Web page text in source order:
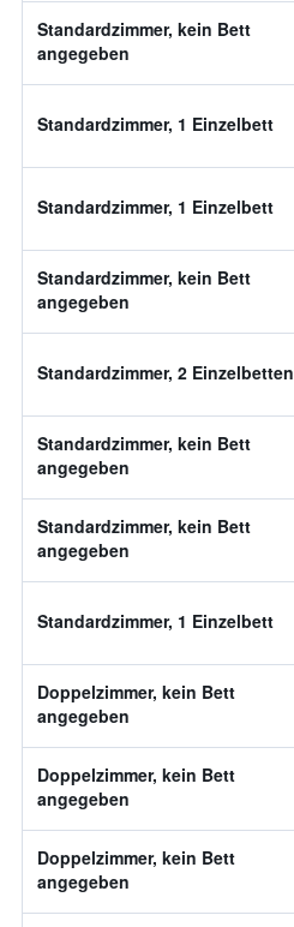
Standardzimmer, kein Bett
angegeben
Standardzimmer, 1 Einzelbett
Standardzimmer, 1 Einzelbett
Standardzimmer, kein Bett
angegeben
Standardzimmer, 2 Einzelbetten
Standardzimmer, kein Bett
angegeben
Standardzimmer, kein Bett
angegeben
Standardzimmer, 1 Einzelbett
Doppelzimmer, kein Bett
angegeben
Doppelzimmer, kein Bett
angegeben
Doppelzimmer, kein Bett
angegeben